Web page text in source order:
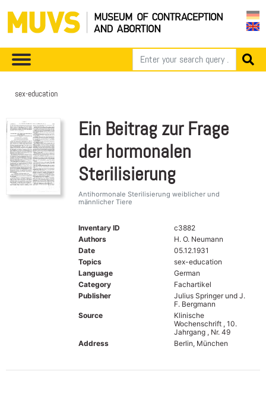
sex-education
Ein Beitrag zur Frage
der hormonalen
Sterilisierung
Antihormonale Sterilisierung weiblicher und
männlicher Tiere
Inventary ID
c3882
Authors
H. O. Neumann
Date
05.12.1931
Topics
sex-education
Language
German
Category
Fachartikel
Publisher
Julius Springer und J.
F. Bergmann
Source
Klinische
Wochenschrift , 10.
Jahrgang , Nr. 49
Address
Berlin, München